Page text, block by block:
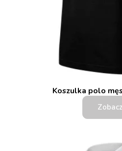
Koszulka polo
Zobacz